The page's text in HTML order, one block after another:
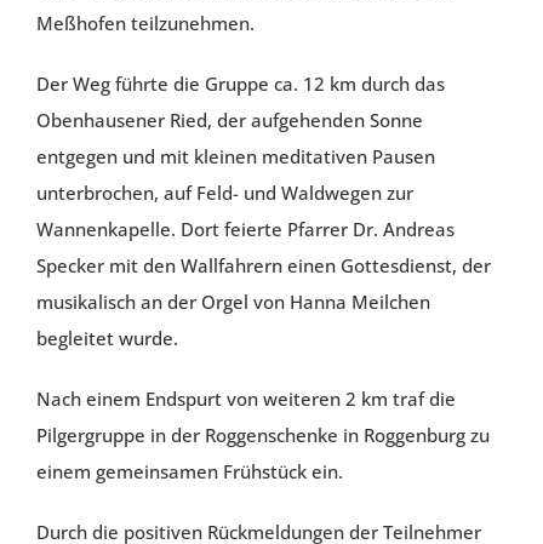
Meßhofen teilzunehmen.
Der Weg führte die Gruppe ca. 12 km durch das
Obenhausener Ried, der aufgehenden Sonne
entgegen und mit kleinen meditativen Pausen
unterbrochen, auf Feld- und Waldwegen zur
Wannenkapelle. Dort feierte Pfarrer Dr. Andreas
Specker mit den Wallfahrern einen Gottesdienst, der
musikalisch an der Orgel von Hanna Meilchen
begleitet wurde.
Nach einem Endspurt von weiteren 2 km traf die
Pilgergruppe in der Roggenschenke in Roggenburg zu
einem gemeinsamen Frühstück ein.
Durch die positiven Rückmeldungen der Teilnehmer